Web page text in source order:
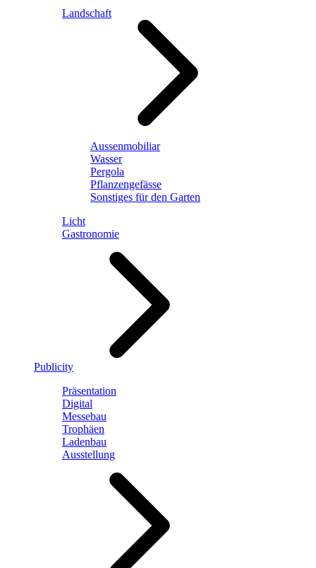
Landschaft
Aussenmobiliar
Wasser
Pergola
Pflanzengefässe
Sonstiges für den Garten
Licht
Gastronomie
Publicity
Präsentation
Digital
Messebau
Trophäen
Ladenbau
Ausstellung